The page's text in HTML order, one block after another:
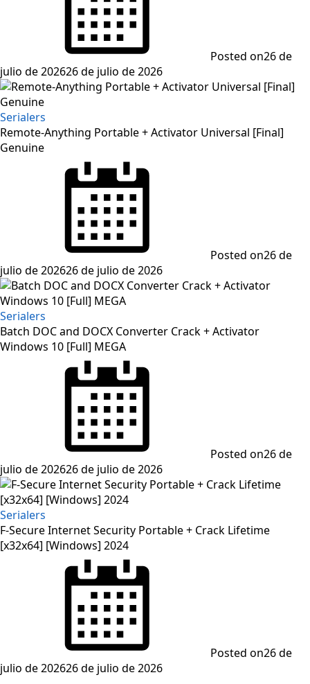
Posted on26 de
julio de 202626 de julio de 2026
Serialers
Remote-Anything Portable + Activator Universal [Final]
Genuine
Posted on26 de
julio de 202626 de julio de 2026
Serialers
Batch DOC and DOCX Converter Crack + Activator
Windows 10 [Full] MEGA
Posted on26 de
julio de 202626 de julio de 2026
Serialers
F-Secure Internet Security Portable + Crack Lifetime
[x32x64] [Windows] 2024
Posted on26 de
julio de 202626 de julio de 2026